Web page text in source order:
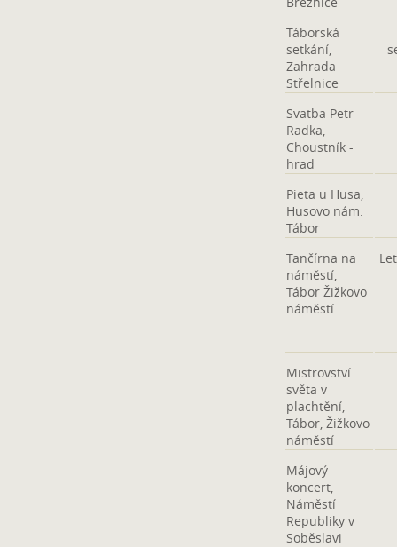
Táborská
setkání,
Zahrada
Střelnice
Svatba Petr-
Radka,
Choustník -
hrad
Pieta u Husa,
Husovo nám.
Tábor
Tančírna na
náměstí,
Tábor Žižkovo
náměstí
Mistrovství
světa v
plachtění,
Tábor, Žižkovo
náměstí
Májový
koncert,
Náměstí
Republiky v
Soběslavi